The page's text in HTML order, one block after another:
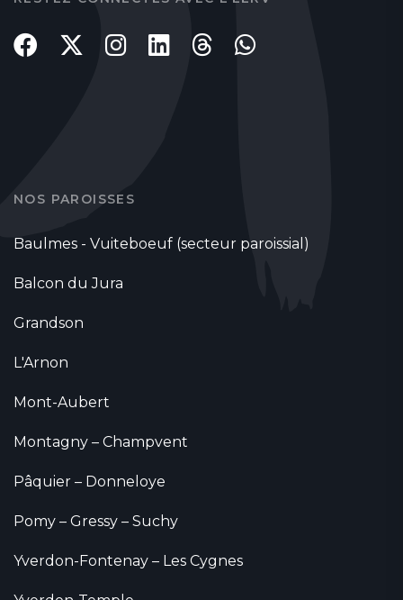
NOS PAROISSES
Baulmes - Vuiteboeuf (secteur paroissial)
Balcon du Jura
Grandson
L'Arnon
Mont-Aubert
Montagny – Champvent
Pâquier – Donneloye
Pomy – Gressy – Suchy
Yverdon-Fontenay – Les Cygnes